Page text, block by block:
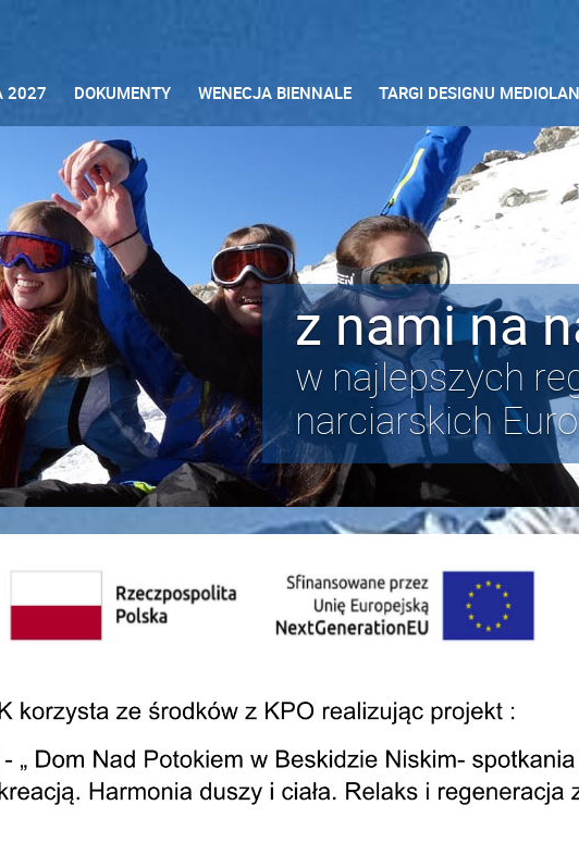
2027 DOKUMENTY WENECJA BIENNALE TARGI DESIGNU MEDIOLAN
z nami na
w najlepszych
narciarskich